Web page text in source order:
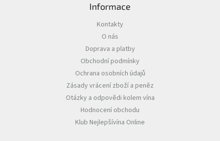
Informace
Kontakty
O nás
Doprava a platby
Obchodní podmínky
Ochrana osobních údajů
Zásady vrácení zboží a peněz
Otázky a odpovědi kolem vína
Hodnocení obchodu
Klub Nejlepšívína Online